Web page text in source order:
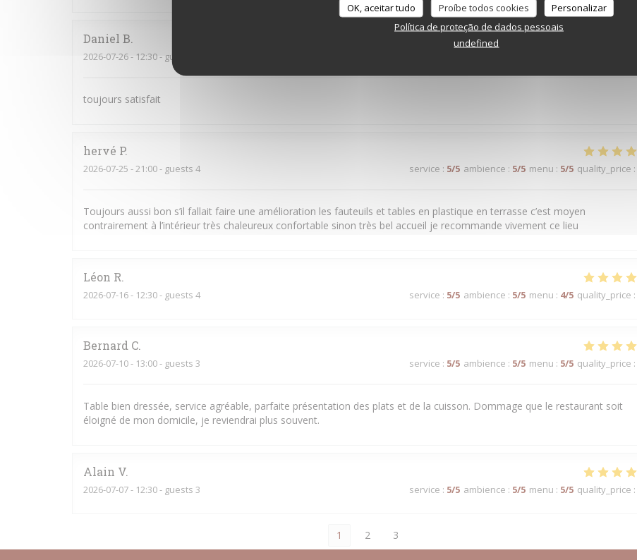
OK, aceitar tudo Proíbe todos cookies
Personalizar
Política de proteção de dados pessoais
undefined
Daniel B
2026-07-26- 12:30 - guests 2
toujours satisfait
hervé P
2026-07-25 - 21:00 - guests 4 service : 5/5 ambience : 5/5 menu : 5/5 quality_price :
Toujours aussi bon s’il fallait faire une amélioration les fauteuils et tables en plastique en terrasse c’est moyen
contrairement à l’intérieur très chaleureux confortable sinon très bel accueil je recommande vivement ce lieu
Léon R
2026-07-16- 12:30 - guests 4 service : 5/5 ambience : 5/5 menu : 4/5 quality_price :
Bernard C
2026-07-10- 13:00 - guests 3 service : 5/5 ambience : 5/5 menu : 5/5 quality_price :
Table bien dressée, service agréable, parfaite présentation des plats et de la cuisson. Dommage que le restaurant soit
éloigné de mon domicile, je reviendrai plus souvent.
Alain V
2026-07-07- 12:30 - guests 3 service : 5/5 ambience : 5/5 menu : 5/5 quality_price :
1 2 3